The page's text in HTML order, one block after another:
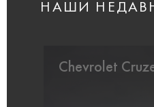
НАШИ
Chevrolet